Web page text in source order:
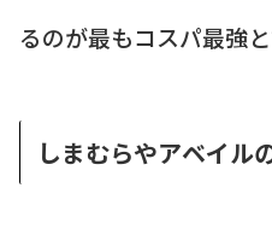
るのが最もコスパ最強と
しまむらやアベイル